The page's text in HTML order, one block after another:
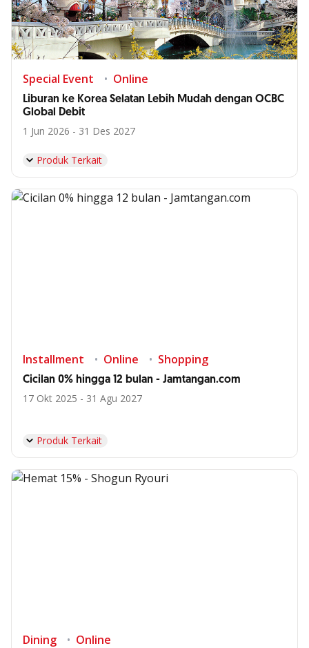
Special Event Online
Liburan ke Korea Selatan Lebih Mudah dengan OCBC
Global Debit
1 Jun 2026 - 31 Des 2027
Produk Terkait
Installment Online Shopping
Cicilan 0% hingga 12 bulan - Jamtangan.com
17 Okt 2025 - 31 Agu 2027
Produk Terkait
Dining Online